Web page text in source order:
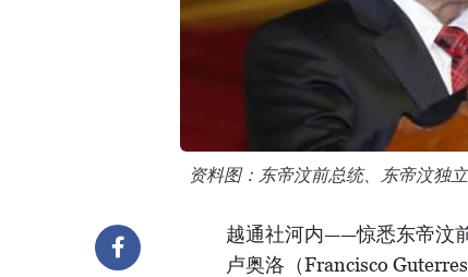
资料图：东帝汶前总统、东帝汶独
越通社河内——惊悉东帝汶
卢奥洛（Francisco